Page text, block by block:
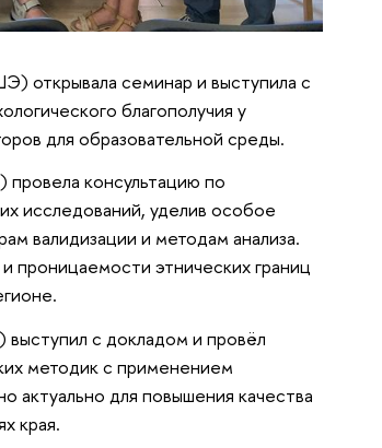
открывала семинар и выступила с
благополучия у
для образовательной среды.
консультацию по
исследований, уделив особое
валидизации и методам анализа.
проницаемости этнических границ
с докладом и провёл
методик с применением
актуально для повышения качества
края.